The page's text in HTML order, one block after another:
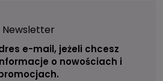
Newsletter
e-mail, jeżeli chcesz
o nowościach i